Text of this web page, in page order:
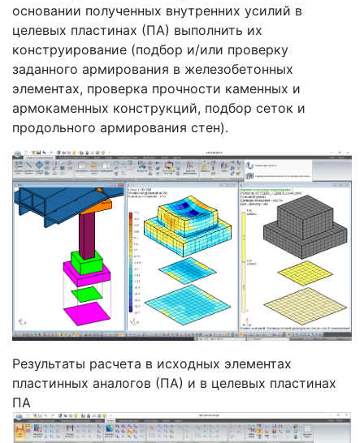
основании полученных внутренних усилий в
целевых пластинах (ПА) выполнить их
конструирование (подбор и/или проверку
заданного армирования в железобетонных
элементах, проверка прочности каменных и
армокаменных конструкций, подбор сеток и
продольного армирования стен).
Результаты расчета в исходных элементах
пластинных аналогов (ПА) и в целевых пластинах
ПА